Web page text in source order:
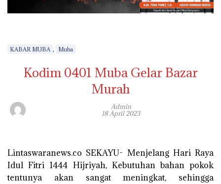
KABAR MUBA , Muba
Kodim 0401 Muba Gelar Bazar
Murah
Admin
18 April 2023
Lintaswaranews.co SEKAYU- Menjelang Hari Raya
Idul Fitri 1444 Hijriyah, Kebutuhan bahan pokok
tentunya akan sangat meningkat, sehingga